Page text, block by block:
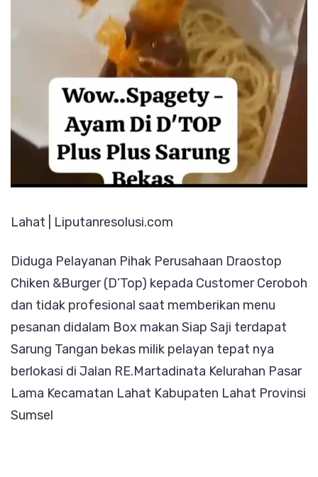
Bekas
Lahat | Liputanresolusi.com
Diduga Pelayanan Pihak Perusahaan Draostop
Chiken &Burger (D’Top) kepada Customer Ceroboh
dan tidak profesional saat memberikan menu
pesanan didalam Box makan Siap Saji terdapat
Sarung Tangan bekas milik pelayan tepat nya
berlokasi di Jalan RE.Martadinata Kelurahan Pasar
Lama Kecamatan Lahat Kabupaten Lahat Provinsi
Sumsel